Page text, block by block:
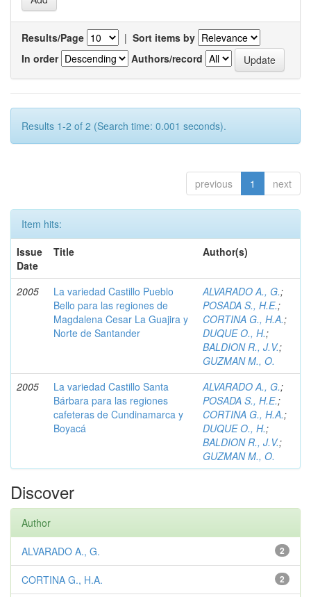
Results/Page | Sort items by
In order
Authors/record
Results 1-2 of 2 (Search time: 0.001 seconds).
previous 1 next
Item hits:
Issue
Date
Title Author(s)
2005
La variedad Castillo Pueblo
Bello para las regiones de
Magdalena Cesar La Guajira y
Norte de Santander
ALVARADO A., G.;
POSADA S., H.E.;
CORTINA G., H.A.;
DUQUE O., H.;
BALDION R., J.V.;
GUZMAN M., O.
2005
La variedad Castillo Santa
Bárbara para las regiones
cafeteras de Cundinamarca y
Boyacá
ALVARADO A., G.;
POSADA S., H.E.;
CORTINA G., H.A.;
DUQUE O., H.;
BALDION R., J.V.;
GUZMAN M., O.
Discover
Author
2
ALVARADO A., G.
2
CORTINA G., H.A.